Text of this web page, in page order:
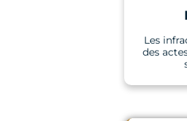
Les
des